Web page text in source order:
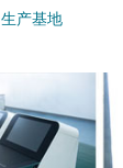
生产基地